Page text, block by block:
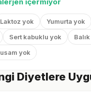
Laktoz yok
Yumurta yok
Sert kabuklu yok
yok
Diyetlere